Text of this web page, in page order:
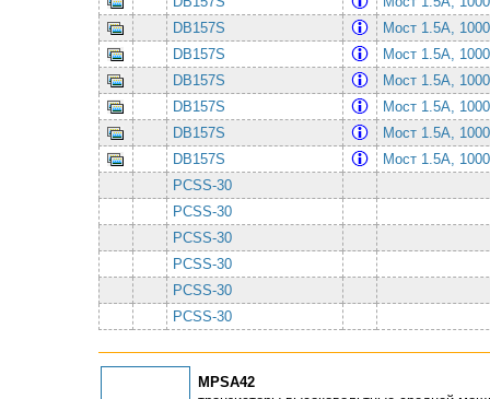
DB157S
Мост 1.5А,
DB157S
Мост 1.5А,
DB157S
Мост 1.5А,
DB157S
Мост 1.5А,
DB157S
Мост 1.5А,
DB157S
Мост 1.5А,
PCSS-30
PCSS-30
PCSS-30
PCSS-30
PCSS-30
PCSS-30
MPSA42